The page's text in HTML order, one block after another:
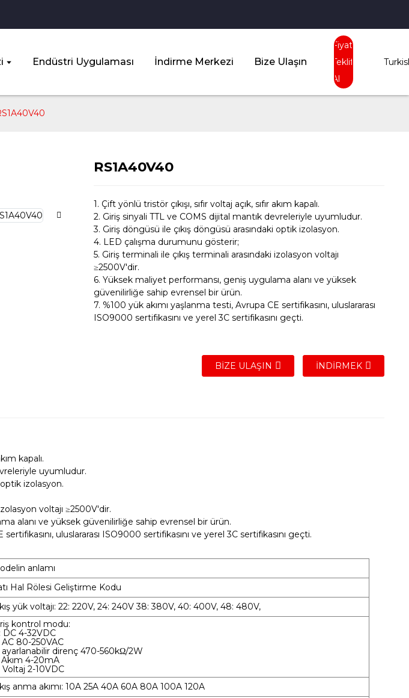
Endüstri Uygulaması İndirme Merkezi Bize Ulaşın
Fiyat
Teklifi
Al
RS1A40V40
1. Çift yönlü tristör çıkışı, sıfır voltaj açık, sıfır akım kapalı.
2. Giriş sinyali TTL ve COMS dijital mantık devreleriyle uyumludur.
3. Giriş döngüsü ile çıkış döngüsü arasındaki optik izolasyon.
4. LED çalışma durumunu gösterir;
5. Giriş terminali ile çıkış terminali arasındaki izolasyon voltajı
≥2500V'dir.
6. Yüksek maliyet performansı, geniş uygulama alanı ve yüksek
güvenilirliğe sahip evrensel bir ürün.
7. %100 yük akımı yaşlanma testi, Avrupa CE sertifikasını, uluslararası
ISO9000 sertifikasını ve yerel 3C sertifikasını geçti.
BIZE ULAŞIN İNDIRMEK
kapalı.
uyumludur.
izolasyon.
voltajı ≥2500V'dir.
alanı ve yüksek güvenilirliğe sahip evrensel bir ürün.
uluslararası ISO9000 sertifikasını ve yerel 3C sertifikasını geçti.
anlamı
Hal Rölesi Geliştirme Kodu
yük voltajı: 22: 220V, 24: 240V 38: 380V, 40: 400V, 48: 480V,
kontrol modu:
DC 4-32VDC
AC 80-250VAC
ayarlanabilir direnç 470-560kΩ/2W
Akım 4-20mA
Voltaj 2-10VDC
anma akımı: 10A 25A 40A 60A 80A 100A 120A